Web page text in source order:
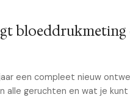
bloeddrukme­ting
een compleet nieuw
alle geruchten en wat je